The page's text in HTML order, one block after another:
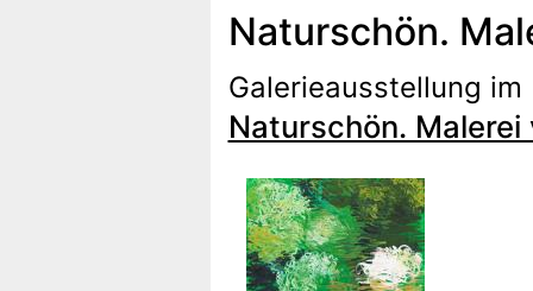
Naturschön.
Galerieausstellung im
Naturschön. Malerei